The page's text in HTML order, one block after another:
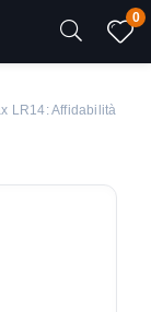
0
LR14: Affidabilità